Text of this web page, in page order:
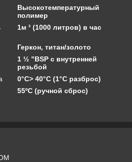
Высокотемпературный
полимер
1м ³ (1000 литров) в час
Геркон, титан/золото
1 ½ "BSP с внутренней
резьбой
0°C> 40°C (1°C разброс)
55ºC (ручной сброс)